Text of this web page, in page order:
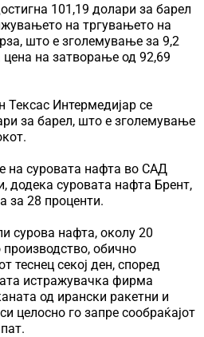
101,19 долари за барел
на тргувањето на
што е зголемување за 9,2
на затворање од 92,69
Интермедијар се
за барел, што е зголемување
на суровата нафта во САД
додека суровата нафта Брент,
за 28 проценти.
сурова нафта, околу 20
обично
теснец секој ден, според
истражувачка фирма
од ирански ракетни и
целосно го запре сообраќајот